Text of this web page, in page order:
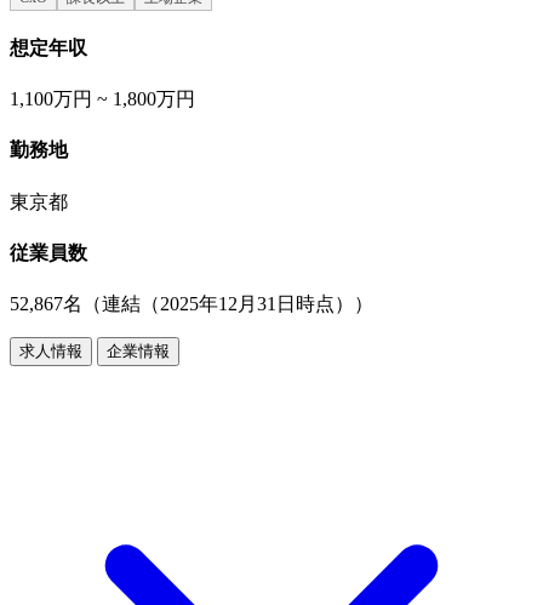
想定年収
1,100万円 ~ 1,800万円
勤務地
東京都
従業員数
52,867名（連結（2025年12月31日時点））
求人情報 企業情報